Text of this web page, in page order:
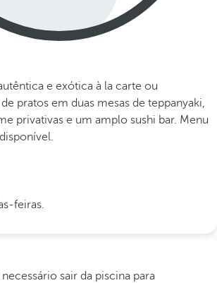
e exótica à la carte ou
pratos em duas mesas de teppanyaki,
privativas e um amplo sushi bar. Menu
feiras.
sair da piscina para